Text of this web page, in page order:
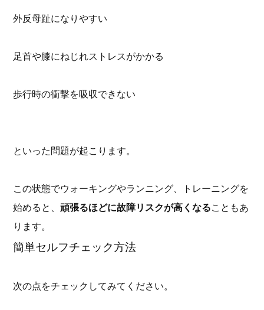
外反母趾になりやすい
足首や膝にねじれストレスがかかる
歩行時の衝撃を吸収できない
といった問題が起こります。
この状態でウォーキングやランニング、トレーニングを
始めると、頑張るほどに故障リスクが高くなることもあ
ります。
簡単セルフチェック方法
次の点をチェックしてみてください。